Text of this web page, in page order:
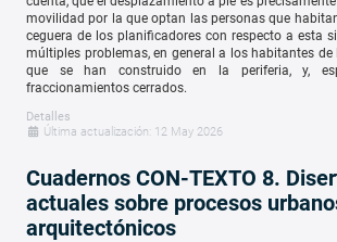
movilidad por la que optan las personas que
ceguera de los planificadores con respecto a esta
múltiples problemas, en general a los habitantes
que se han construido en la periferia, y,
fraccionamientos cerrados.
Detalles
Última actualización: 12 May 2026
Cuadernos CON-TEXTO 8.
actuales sobre procesos
arquitectónicos